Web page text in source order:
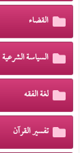
القضاء
السياسة الشرعية
لغة الفقه
تفسير القرآن